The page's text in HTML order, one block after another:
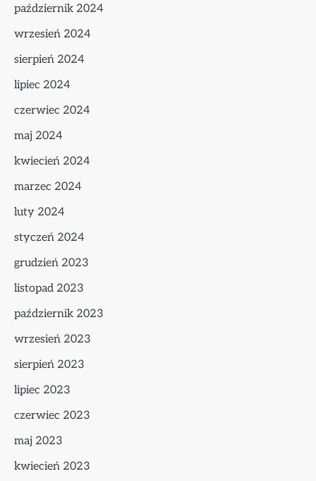
październik 2024
wrzesień 2024
sierpień 2024
lipiec 2024
czerwiec 2024
maj 2024
kwiecień 2024
marzec 2024
luty 2024
styczeń 2024
grudzień 2023
listopad 2023
październik 2023
wrzesień 2023
sierpień 2023
lipiec 2023
czerwiec 2023
maj 2023
kwiecień 2023